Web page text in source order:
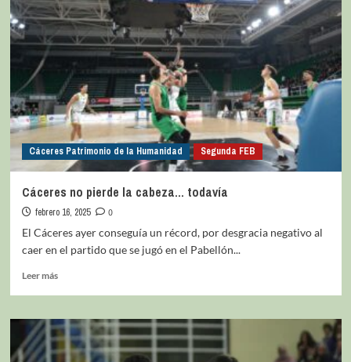
Cáceres Patrimonio de la Humanidad Segunda FEB
Cáceres no pierde la cabeza… todavía
febrero 16, 2025
0
El Cáceres ayer conseguía un récord, por desgracia negativo al
caer en el partido que se jugó en el Pabellón...
Leer más